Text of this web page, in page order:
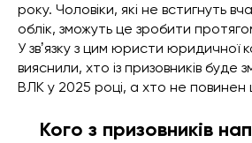
року. Чоловіки, які не встигнуть
облік, зможуть це зробити
У звʼязку з цим юристи юридичної
вияснили, хто із призовників буде
ВЛК у 2025 році, а хто не повинен
Кого з призовників